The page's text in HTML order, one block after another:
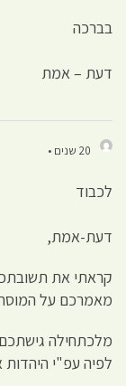
בברכה
דעת – אמת
20 שנים •
לכבוד
דעת-אמת,
קראתי את תשובתכם
מאמרכם על
מלכתחילה גישתכם
לפיה עפ"י היהדות